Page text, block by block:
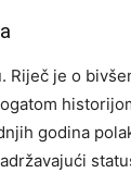
Riječ je o
godina